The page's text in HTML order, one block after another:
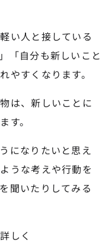
い人と接している
「自分も新しいこと
やすくなります。
は、新しいことに
す。
になりたいと思え
うな考えや行動を
聞いたりしてみる
しく